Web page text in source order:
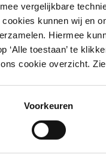
vergelijkbare
kunnen wij en
Hiermee
‘Alle toestaan’ te
cookie overzicht.
Voorkeuren
cm € 3.399,95